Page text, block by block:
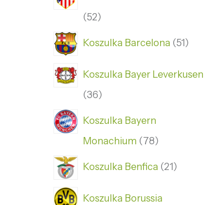
52
Koszulka Barcelona 51
Koszulka Bayer Leverkusen
36
Koszulka Bayern
Monachium
78
Koszulka Benfica 21
Koszulka Borussia